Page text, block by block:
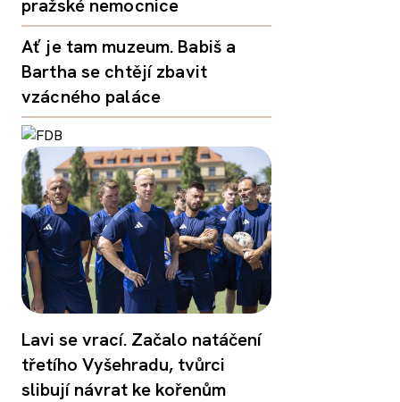
pražské nemocnice
Ať je tam muzeum. Babiš a
Bartha se chtějí zbavit
vzácného paláce
Lavi se vrací. Začalo natáčení
třetího Vyšehradu, tvůrci
slibují návrat ke kořenům